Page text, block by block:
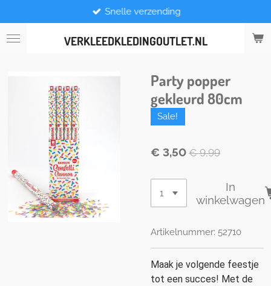
direct
naar
VERKLEEDKLEDINGOUTLET.NL
Snelle verzending
Party popper
gekleurd 80cm
Sale!
€ 3,50 € 9,99
In
winkelwagen
Artikelnummer: 52710
Maak je volgende feestje
tot een succes! Met de